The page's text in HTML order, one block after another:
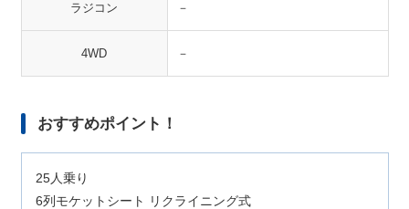
ラジコン －
4WD －
おすすめポイント！
25人乗り
6列モケットシート リクライニング式